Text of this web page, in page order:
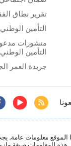
تقرير نطاق
التأمين
منشورات
التأمين الوطني
جريدة العمر
معلومات عامة,